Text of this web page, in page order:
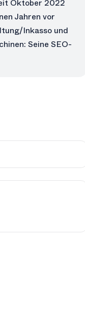
Oktober 2022
Jahren vor
Inkasso und
Seine SEO-